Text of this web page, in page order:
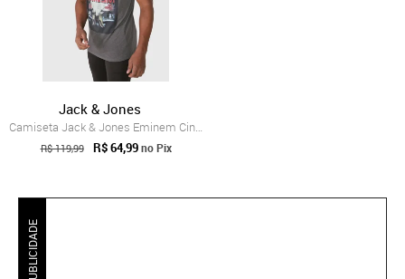
Jack & Jones
Camiseta Jack & Jones Eminem Cinza
R$ 119,99 R$ 64,99 no Pix
PUBLICIDADE